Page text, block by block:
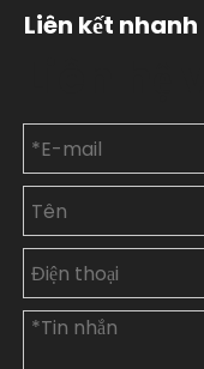
Liên kết nhanh